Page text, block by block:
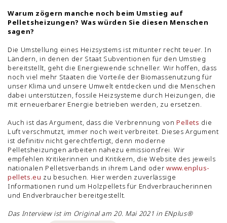
Warum zögern manche noch beim Umstieg auf
Pelletsheizungen? Was würden Sie diesen Menschen
sagen?
Die Umstellung eines Heizsystems ist mitunter recht teuer. In
Ländern, in denen der Staat Subventionen für den Umstieg
bereitstellt, geht die Energiewende schneller. Wir hoffen, dass
noch viel mehr Staaten die Vorteile der Biomassenutzung für
unser Klima und unsere Umwelt entdecken und die Menschen
dabei unterstützen, fossile Heizsysteme durch Heizungen, die
mit erneuerbarer Energie betrieben werden, zu ersetzen.
Auch ist das Argument, dass die Verbrennung vonPellets die
Luft verschmutzt, immer noch weit verbreitet. Dieses Argument
ist definitiv nicht gerechtfertigt, denn moderne
Pelletsheizungen arbeiten nahezu emissionsfrei. Wir
empfehlen Kritikerinnen und Kritikern, die Website des jeweils
nationalen Pelletsverbands in ihrem Land oder www.enplus-
pellets.eu zu besuchen. Hier werden zuverlässige
Informationen rund um Holzpellets für Endverbraucherinnen
und Endverbraucher bereitgestellt.
Das Interview ist im Original am 20. Mai 2021 in ENplus®